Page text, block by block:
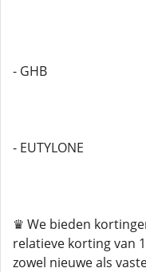
- GHB
- EUTYLONE
♛ We bieden
relatieve korting van
zowel nieuwe als